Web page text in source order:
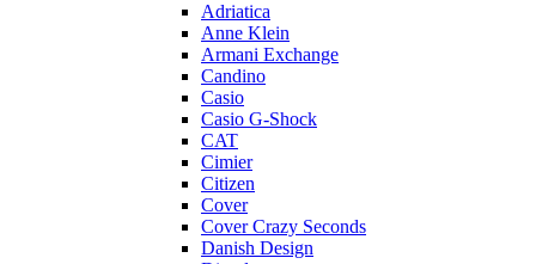
Adriatica
Anne Klein
Armani Exchange
Candino
Casio
Casio G-Shock
CAT
Cimier
Citizen
Cover
Cover Crazy Seconds
Danish Design